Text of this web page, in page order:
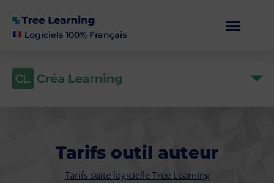
Logiciels 100% Français
Tarifs outil auteur
Tarifs suite logicielle Tree Learning